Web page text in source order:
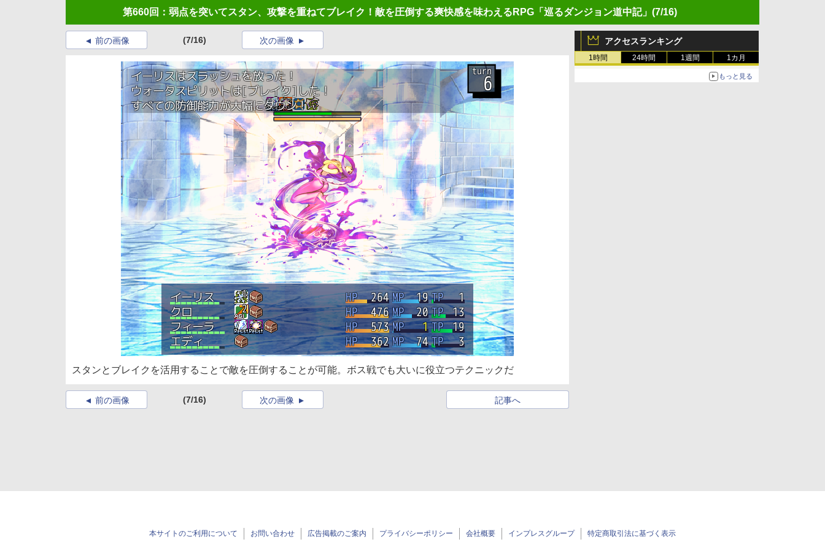
第660回：弱点を突いてスタン、攻撃を重ねてブレイク！敵を圧倒する爽快感を味わえるRPG「巡るダンジョン道中記」 (7/16)
アクセスランキング
1時間 24時間 1週間 1カ月
もっと見る
前の画像 (7/16) 次の画像
スタンとブレイクを活用することで敵を圧倒することが可能。ボス戦でも大いに役立つテクニックだ
前の画像 (7/16) 次の画像 記事へ
本サイトのご利用について お問い合わせ 広告掲載のご案内 プライバシーポリシー 会社概要 インプレスグループ 特定商取引法に基づく表示